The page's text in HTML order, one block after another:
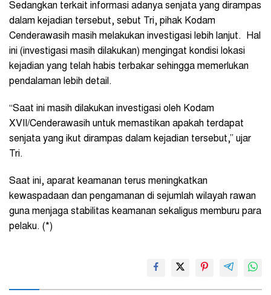
Sedangkan terkait informasi adanya senjata yang dirampas
dalam kejadian tersebut, sebut Tri, pihak Kodam
Cenderawasih masih melakukan investigasi lebih lanjut. Hal
ini (investigasi masih dilakukan) mengingat kondisi lokasi
kejadian yang telah habis terbakar sehingga memerlukan
pendalaman lebih detail.
“Saat ini masih dilakukan investigasi oleh Kodam
XVII/Cenderawasih untuk memastikan apakah terdapat
senjata yang ikut dirampas dalam kejadian tersebut,” ujar
Tri.
Saat ini, aparat keamanan terus meningkatkan
kewaspadaan dan pengamanan di sejumlah wilayah rawan
guna menjaga stabilitas keamanan sekaligus memburu para
pelaku. (*)